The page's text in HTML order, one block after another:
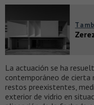
La actuación se ha
contemporáneo de cierta
restos preexistentes,
exterior de vidrio en